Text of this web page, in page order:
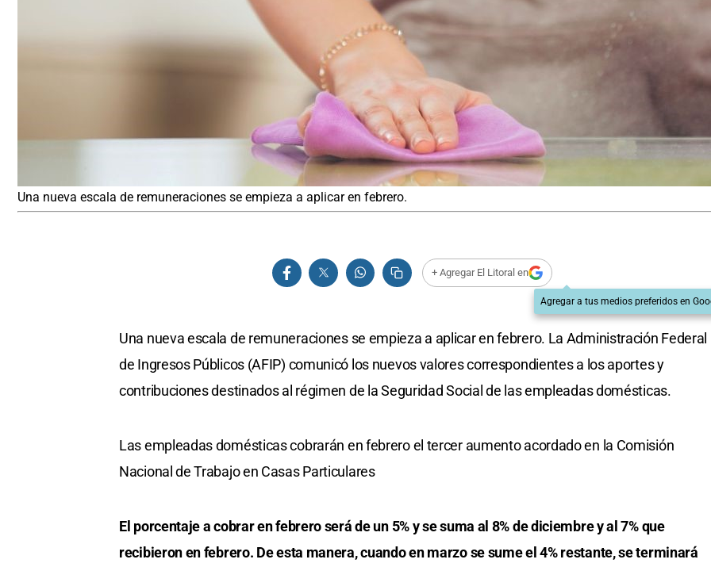
Una nueva escala de remuneraciones se empieza a aplicar en febrero.
+ Agregar El Litoral en
Agregar a tus medios preferidos en
Una nueva escala de remuneraciones se empieza a aplicar en febrero. La Administración Federal
de Ingresos Públicos (AFIP) comunicó los nuevos valores correspondientes a los aportes y
contribuciones destinados al régimen de la Seguridad Social de las empleadas domésticas.
Las empleadas domésticas cobrarán en febrero el tercer aumento acordado en la Comisión
Nacional de Trabajo en Casas Particulares
El porcentaje a cobrar en febrero será de un 5% y se suma al 8% de diciembre y al 7% que
recibieron en febrero. De esta manera, cuando en marzo se sume el 4% restante, se terminará